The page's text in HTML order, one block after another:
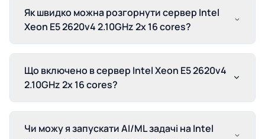
Як швидко можна розгорнути сервер Intel
Xeon E5 2620v4 2.10GHz 2x 16 cores?
Що включено в сервер Intel Xeon E5 2620v4
2.10GHz 2x 16 cores?
Чи можу я запускати AI/ML задачі на Intel